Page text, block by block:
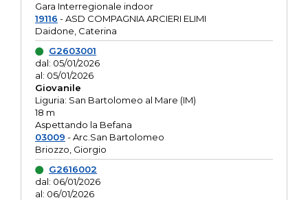
Gara Interregionale indoor
19116 - ASD COMPAGNIA ARCIERI ELIMI
Daidone, Caterina
G2603001
dal: 05/01/2026
al: 05/01/2026
Giovanile
Liguria: San Bartolomeo al Mare (IM)
18 m
Aspettando la Befana
03009 - Arc.San Bartolomeo
Briozzo, Giorgio
G2616002
dal: 06/01/2026
al: 06/01/2026